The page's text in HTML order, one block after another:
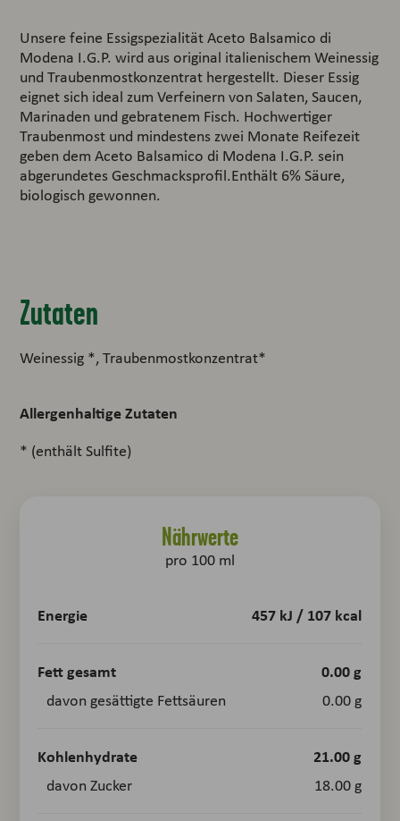
Unsere feine Essigspezialität Aceto Balsamico di
Modena I.G.P. wird aus original italienischem Weinessig
und Traubenmostkonzentrat hergestellt. Dieser Essig
eignet sich ideal zum Verfeinern von Salaten, Saucen,
Marinaden und gebratenem Fisch. Hochwertiger
Traubenmost und mindestens zwei Monate Reifezeit
geben dem Aceto Balsamico di Modena I.G.P. sein
abgerundetes Geschmacksprofil.Enthält 6% Säure,
biologisch gewonnen.
Zutaten
Weinessig *, Traubenmostkonzentrat*
Allergenhaltige Zutaten
* (enthält Sulfite)
Nährwerte
pro 100 ml
Energie 457 kJ / 107 kcal
Fett gesamt 0.00 g
davon gesättigte Fettsäuren 0.00 g
Kohlenhydrate 21.00 g
davon Zucker 18.00 g